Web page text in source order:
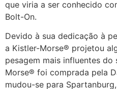
que viria a ser conhecido
Bolt-On.
Devido à sua dedicação à
a Kistler-Morse® projetou
pesagem mais influentes do
Morse® foi comprada pela
mudou-se para